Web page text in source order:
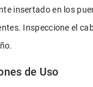
insertado en los
Inspeccione el
de Uso